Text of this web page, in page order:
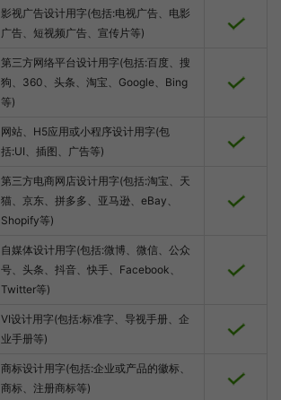
影视广告设计用字(包括:电视广告、电影
广告、短视频广告、宣传片等)
第三方网络平台设计用字(包括:百度、搜
狗、360、头条、淘宝、Google、Bing
等)
网站、H5应用或小程序设计用字(包
括:UI、插图、广告等)
第三方电商网店设计用字(包括:淘宝、天
猫、京东、拼多多、亚马逊、eBay、
Shopify等)
自媒体设计用字(包括:微博、微信、公众
号、头条、抖音、快手、Facebook、
Twitter等)
VI设计用字(包括:标准字、导视手册、企
业手册等)
商标设计用字(包括:企业或产品的徽标、
商标、注册商标等)